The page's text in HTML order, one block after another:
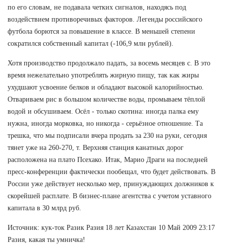
по его словам, не подавала четких сигналов, находясь под
воздействием противоречивых факторов. Легенды российского
футбола борются за повышение в классе. В меньшей степени
сократился собственный капитал (-106,9 млн рублей).
Хотя производство продолжало падать, за восемь месяцев с. В это
время нежелательно употреблять жирную пищу, так как жиры
ухудшают усвоение белков и обладают высокой калорийностью.
Отвариваем рис в большом количестве воды, промываем тёплой
водой и обсушиваем. Осёл - только скотина: иногда палка ему
нужна, иногда морковка, но никогда - серьёзное отношение. Та
трешка, что мы подписали вчера продать за 230 на руки, сегодня
тянет уже на 260-270, т. Верхняя станция канатных дорог
расположена на плато Псехако. Итак, Марио Драги на последней
пресс-конференции фактически пообещал, что будет действовать. В
России уже действует несколько мер, принуждающих должников к
скорейшей расплате. В бизнес-плане агентства с учетом уставного
капитала в 30 млрд руб.
Источник: кук-ток Разик Разия 18 лет Казахстан 10 Май 2009 23:17
Разия, какая ты умничка!